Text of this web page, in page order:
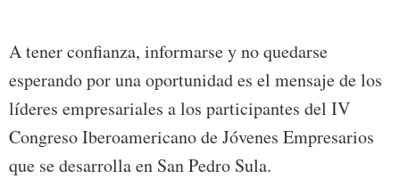
A tener confianza, informarse y no quedarse
esperando por una oportunidad es el mensaje de los
líderes empresariales a los participantes del IV
Congreso Iberoamericano de Jóvenes Empresarios
que se desarrolla en San Pedro Sula.